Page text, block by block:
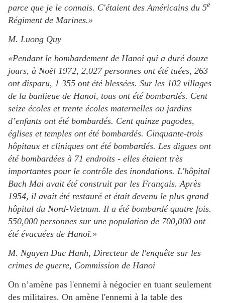
parce que je le connais. C'étaient des Américains du 5e
Régiment de Marines.»
M. Luong Quy
«Pendant le bombardement de Hanoi qui a duré douze
jours, à Noël 1972, 2,027 personnes ont été tuées, 263
ont disparu, 1 355 ont été blessées. Sur les 102 villages
de la banlieue de Hanoi, tous ont été bombardés. Cent
seize écoles et trente écoles maternelles ou jardins
d’enfants ont été bombardés. Cent quinze pagodes,
églises et temples ont été bombardés. Cinquante-trois
hôpitaux et cliniques ont été bombardés. Les digues ont
été bombardées à 71 endroits - elles étaient très
importantes pour le contrôle des inondations. L'hôpital
Bach Mai avait été construit par les Français. Après
1954, il avait été restauré et était devenu le plus grand
hôpital du Nord-Vietnam. Il a été bombardé quatre fois.
550,000 personnes sur une population de 700,000 ont
été évacuées de Hanoï.»
M. Nguyen Duc Hanh, Directeur de l'enquête sur les
crimes de guerre, Commission de Hanoi
On n’amène pas l'ennemi à négocier en tuant seulement
des militaires. On amène l'ennemi à la table des